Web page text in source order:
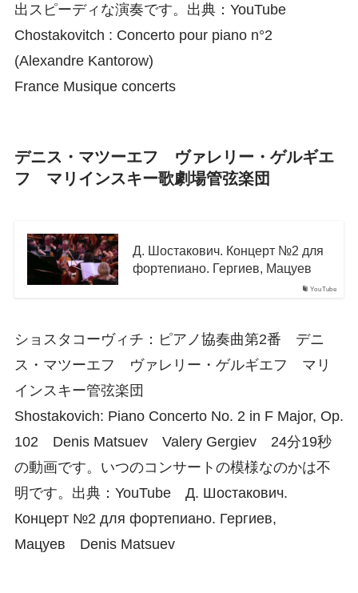
出スピーディな演奏です。出典：YouTube
Chostakovitch : Concerto pour piano n°2
(Alexandre Kantorow)
France Musique concerts
デニス・マツーエフ ヴァレリー・ゲルギエ
フ マリインスキー歌劇場管弦楽団
YouTube
Д. Шостакович. Концерт №2 для
фортепиано. Гергиев, Мацуев
ショスタコーヴィチ：ピアノ協奏曲第2番 デニ
ス・マツーエフ ヴァレリー・ゲルギエフ マリ
インスキー管弦楽団
Shostakovich: Piano Concerto No. 2 in F Major, Op.
102 Denis Matsuev Valery Gergiev 24分19秒
の動画です。いつのコンサートの模様なのかは不
明です。出典：YouTube Д. Шостакович.
Концерт №2 для фортепиано. Гергиев,
Мацуев Denis Matsuev